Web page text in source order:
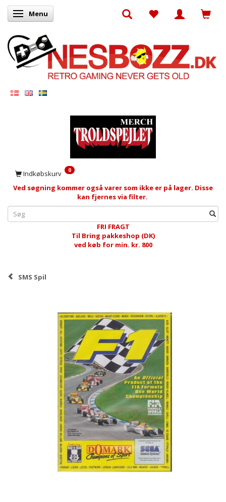
Skifte navigation
Menu
Indkøbskurv 0
Ved søgning kommer også varer som ikke er på lager. Disse
kan fjernes via filter.
FRI FRAGT
Til Bring pakkeshop (DK)
ved køb for min. kr. 800
SMS Spil